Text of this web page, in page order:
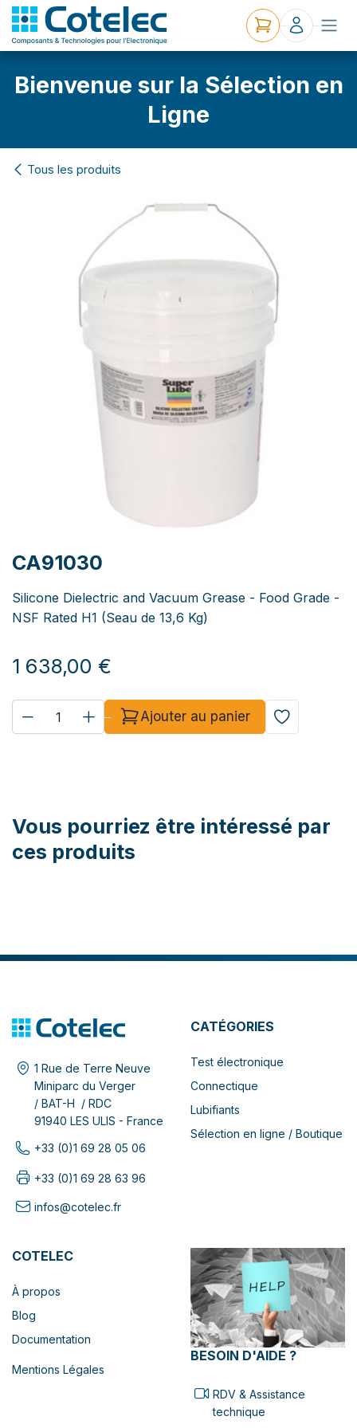
Bienvenue sur la Sélection en
Ligne
Tous les produits
CA91030
Silicone Dielectric and Vacuum Grease - Food Grade -
NSF Rated H1 (Seau de 13,6 Kg)
1 638,00 €
Ajouter au panier
Vous pourriez être intéressé par
ces produits
1 Rue de Terre Neuve
Miniparc du Verger
/ BAT-H / RDC
91940 LES ULIS - France
+33 (0)1 69 28 05 06
+33 (0)1 69 28 63 96
infos@cotelec.fr
CATÉGORIES
Test électronique
Connectique
Lubifiants
Sélection en ligne / Boutique
COTELEC
À propos
Blog
Documentation
Mentions Légales
BESOIN D'AIDE ?
RDV & Assistance
technique